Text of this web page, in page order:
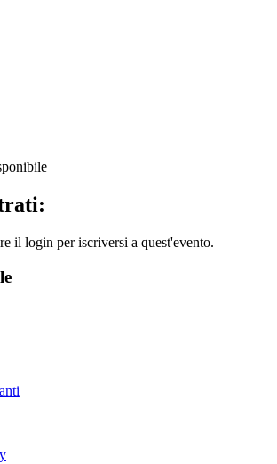
il login per iscriversi a quest'evento.